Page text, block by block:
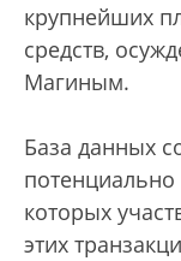
крупнейших
средств,
Магиным.
База данных
которых
этих